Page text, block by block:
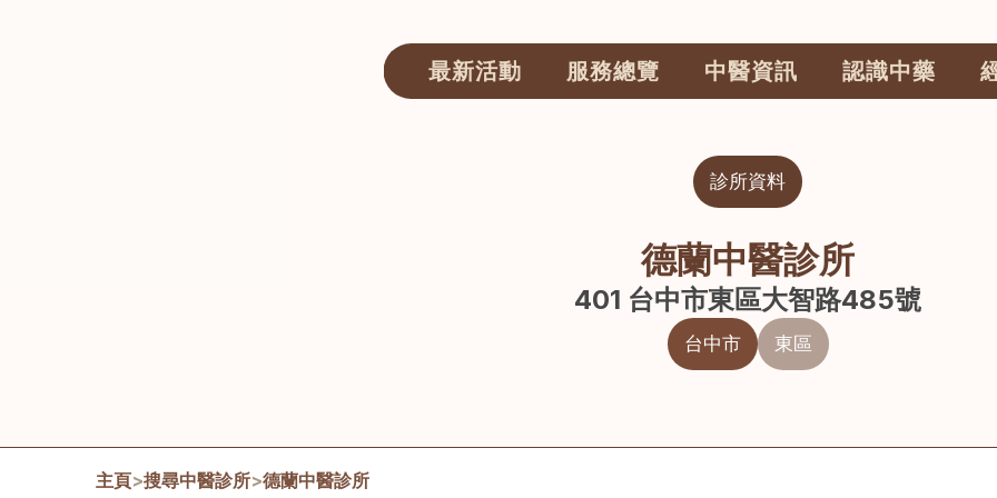
最新活動 服務總覽 中醫資訊 認識中藥
診所資料
德蘭中醫診所
401 台中市東區大智路485號
台中市 東區
主頁>搜尋中醫診所>德蘭中醫診所